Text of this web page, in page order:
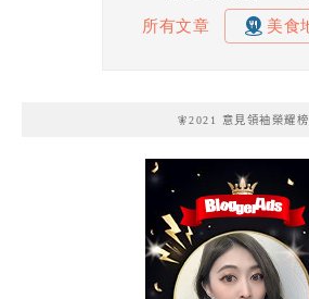
🧚2021 意見領袖榮耀榜